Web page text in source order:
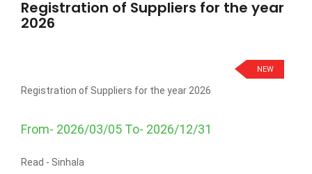
Registration of Suppliers for the year
2026
NEW
Registration of Suppliers for the year 2026
From- 2026/03/05 To- 2026/12/31
Read - Sinhala